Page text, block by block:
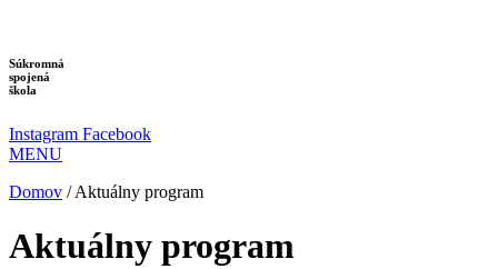
obsah
Súkromná
spojená
škola
Instagram Facebook
MENU
Domov /Aktuálny program
Aktuálny program